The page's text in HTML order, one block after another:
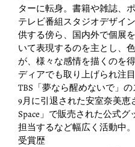
ターに転身。書籍や雑誌、
テレビ番組スタジオデザイ
供する傍ら、国内外で個展
いて表現するのを主とし、
が、様々な感情を描くのを
ディアでも取り上げられ注
TBS「夢なら醒めないで」
9月に引退された安室奈美恵
Space」で販売された公式
担当するなど幅広く活動中。
受賞歴